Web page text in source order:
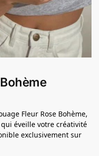
Fleur Rose Bohème,
éveille votre créativité
exclusivement sur